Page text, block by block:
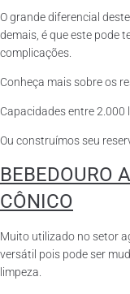
O grande diferencial
demais, é que este pode
complicações.
Conheça mais sobre os
Capacidades entre 2.000
Ou construímos seu
BEBEDOURO
CÔNICO
Muito utilizado no setor
versátil pois pode ser
limpeza.